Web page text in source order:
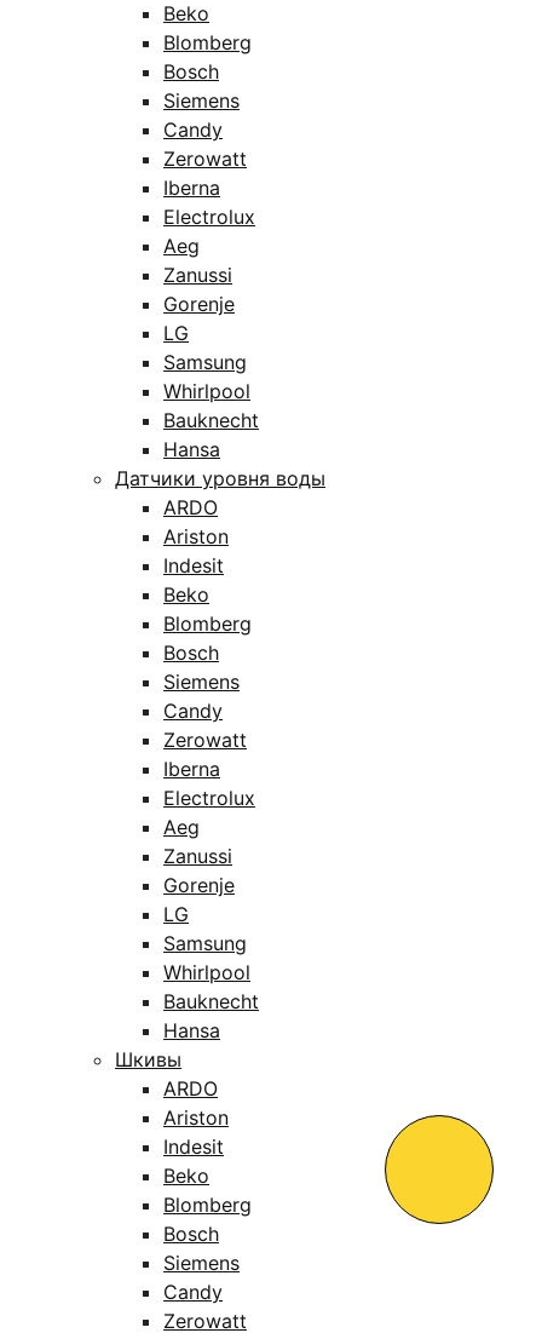
Beko
Blomberg
Bosch
Siemens
Candy
Zerowatt
Iberna
Electrolux
Aeg
Zanussi
Gorenje
LG
Samsung
Whirlpool
Bauknecht
Hansa
Датчики уровня воды
ARDO
Ariston
Indesit
Beko
Blomberg
Bosch
Siemens
Candy
Zerowatt
Iberna
Electrolux
Aeg
Zanussi
Gorenje
LG
Samsung
Whirlpool
Bauknecht
Hansa
Шкивы
ARDO
Ariston
Indesit
Beko
Blomberg
Bosch
Siemens
Candy
Zerowatt